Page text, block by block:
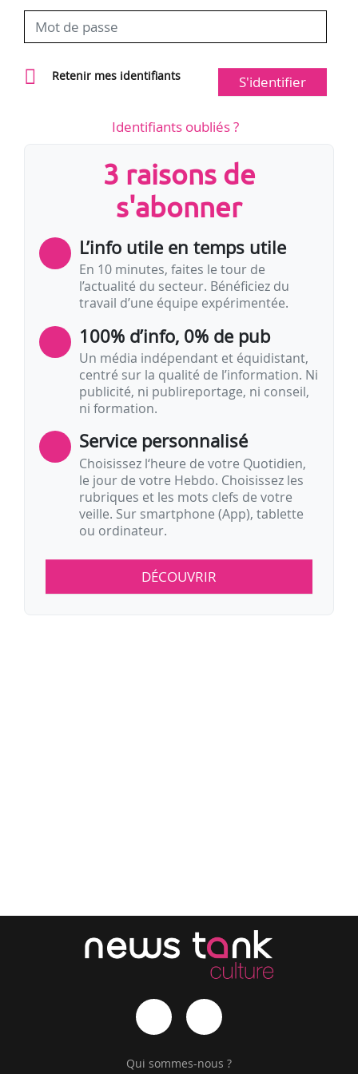
3 raisons de
s'abonner
L’info utile en temps utile
En 10 minutes, faites le tour de
l’actualité du secteur. Bénéficiez du
travail d’une équipe expérimentée.
100% d’info, 0% de pub
Un média indépendant et équidistant,
centré sur la qualité de l’information. Ni
publicité, ni publireportage, ni conseil,
ni formation.
Service personnalisé
Choisissez l‘heure de votre Quotidien,
le jour de votre Hebdo. Choisissez les
rubriques et les mots clefs de votre
veille. Sur smartphone (App), tablette
ou ordinateur.
DÉCOUVRIR
Retenir mes identifiants S'identifier
Identifiants oubliés ?
Qui sommes-nous ?